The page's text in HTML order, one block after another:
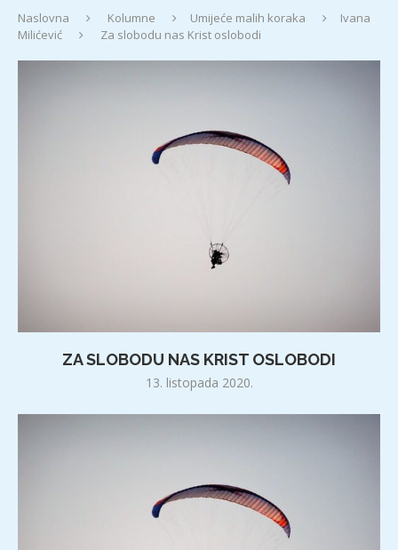
Naslovna Kolumne Umijeće malih koraka
Ivana
Milićević
Za slobodu nas Krist oslobodi
ZA SLOBODU NAS KRIST OSLOBODI
13. listopada 2020.